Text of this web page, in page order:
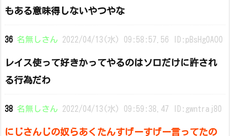
もある意味得しないやつやな
36 名無しさん 2022/04/13(水) 09:58:57.56 ID:pBsHg0AO0
レイス使って好きかってやるのはソロだけに許され
る行為だわ
38 名無しさん 2022/04/13(水) 09:59:38.47 ID:gwntraj80
にじさんじの奴らあくたんすげーすげー言ってたの